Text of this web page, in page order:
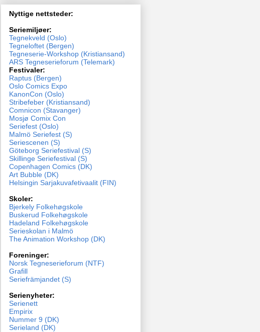
Nyttige nettsteder:
Seriemiljøer:
Tegnekveld (Oslo)
Tegneloftet (Bergen)
Tegneserie-Workshop (Kristiansand)
ARS Tegneserieforum (Telemark)
Festivaler:
Raptus (Bergen)
Oslo Comics Expo
KanonCon (Oslo)
Stribefeber (Kristiansand)
Comnicon (Stavanger)
Mosjø Comix Con
Seriefest (Oslo)
Malmö Seriefest (S)
Seriescenen (S)
Göteborg Seriefestival (S)
Skillinge Seriefestival (S)
Copenhagen Comics (DK)
Art Bubble (DK)
Helsingin Sarjakuvafetivaalit (FIN)
Skoler:
Bjerkely Folkehøgskole
Buskerud Folkehøgskole
Hadeland Folkehøgskole
Serieskolan i Malmö
The Animation Workshop (DK)
Foreninger:
Norsk Tegneserieforum (NTF)
Grafill
Seriefrämjandet (S)
Serienyheter:
Serienett
Empirix
Nummer 9 (DK)
Serieland (DK)